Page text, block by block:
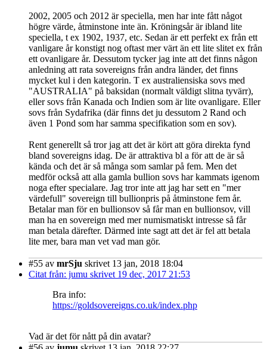
2002, 2005 och 2012 är speciella, men har inte fått något
högre värde, åtminstone inte än. Kröningsår är ibland lite
speciella, t ex 1902, 1937, etc. Sedan är ett perfekt ex från ett
vanligare år konstigt nog oftast mer värt än ett lite slitet ex från
ett ovanligare år. Dessutom tycker jag inte att det finns någon
anledning att rata sovereigns från andra länder, det finns
mycket kul i den kategorin. T ex australiensiska sovs med
"AUSTRALIA" på baksidan (normalt väldigt slitna tyvärr),
eller sovs från Kanada och Indien som är lite ovanligare. Eller
sovs från Sydafrika (där finns det ju dessutom 2 Rand och
även 1 Pond som har samma specifikation som en sov).
Rent generellt så tror jag att det är kört att göra direkta fynd
bland sovereigns idag. De är attraktiva bl a för att de är så
kända och det är så många som samlar på fem. Men det
medför också att alla gamla bullion sovs har kammats igenom
noga efter specialare. Jag tror inte att jag har sett en "mer
värdefull" sovereign till bullionpris på åtminstone fem år.
Betalar man för en bullionsov så får man en bullionsov, vill
man ha en sovereign med mer numismatiskt intresse så får
man betala därefter. Därmed inte sagt att det är fel att betala
lite mer, bara man vet vad man gör.
#55 av mrSju skrivet 13 jan, 2018 18:04
Citat från: jumu skrivet 19 dec, 2017 21:53
Bra info:
https://goldsovereigns.co.uk/index.php
Vad är det för nått på din avatar?